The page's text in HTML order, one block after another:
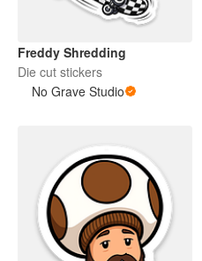
Freddy Shredding
Die cut stickers
No Grave Studio